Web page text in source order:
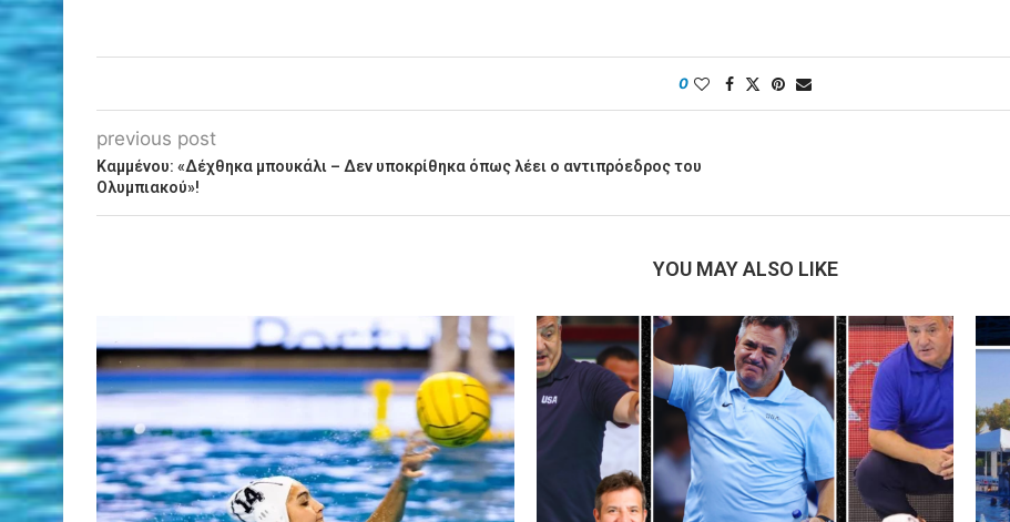
0
previous post
Καμμένου: «Δέχθηκα μπουκάλι – Δεν υποκρίθηκα όπως λέει ο αντιπρόεδρος του
Ολυμπιακού»!
YOU MAY ALSO LIKE